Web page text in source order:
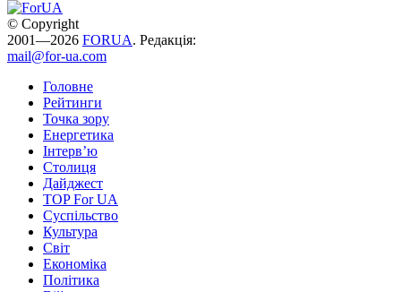
© Copyright
2001—2026 FORUA. Редакція:
mail@for-ua.com
Головне
Рейтинги
Точка зору
Енергетика
Інтерв’ю
Столиця
Дайджест
TOP For UA
Суспiльство
Культура
Світ
Економіка
Політика